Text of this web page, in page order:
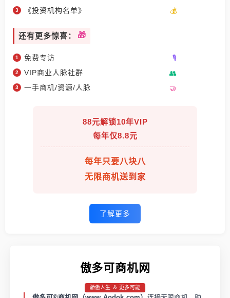
《投资机构名单》
还有更多惊喜：
免费专访
VIP商业人脉社群
一手商机/资源/人脉
88元解锁10年VIP
每年仅8.8元
每年只要八块八
无限商机送到家
了解更多
傲多可商机网
骄傲人生 ＆ 更多可能